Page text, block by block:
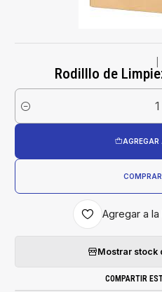
Rodilllo de
Cantidad
AGREGAR
Agregar a
Mostrar stock
COMPARTIR